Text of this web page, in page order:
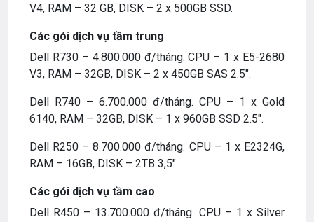
V4, RAM – 32 GB, DISK – 2 x 500GB SSD.
Các gói dịch vụ tầm trung
Dell R730 – 4.800.000 đ/tháng. CPU – 1 x E5-2680
V3, RAM – 32GB, DISK – 2 x 450GB SAS 2.5″.
Dell R740 – 6.700.000 đ/tháng. CPU – 1 x Gold
6140, RAM – 32GB, DISK – 1 x 960GB SSD 2.5″.
Dell R250 –8.700.000 đ/tháng. CPU – 1 x E2324G,
RAM – 16GB, DISK – 2TB 3,5″.
Các gói dịch vụ tầm cao
Dell R450 – 13.700.000 đ/tháng. CPU – 1 x Silver